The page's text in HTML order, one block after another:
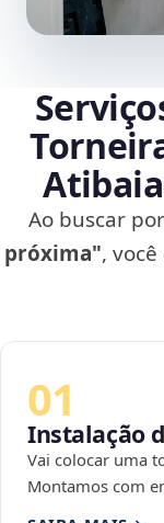
Ao buscar por
próxima",
01
Instalação
Vai colocar uma
Montamos com